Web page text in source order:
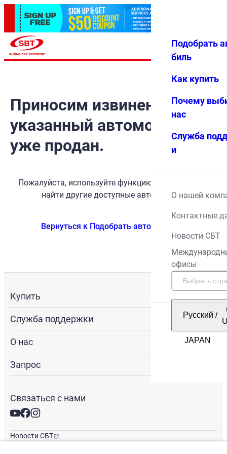
Избранн
Меню
Подобрать
биль
Как купить
Почему
нас
Служба
и
О нашей
Контактные
Новости СБТ
офисы
Русский /
Приносим извинения, но
указанный автомобиль
уже продан.
Пожалуйста, используйте функцию поиска, чтобы
найти другие доступные автомобили.
Вернуться к Подобрать автомобиль
Купить
Служба поддержки
О нас
Запрос
Связаться с нами
Новости СБТ